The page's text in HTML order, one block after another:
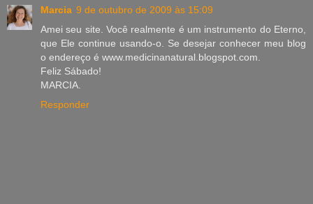
Marcia 9 de outubro de 2009 às 15:09
Amei seu site. Você realmente é um instrumento do Eterno,
que Ele continue usando-o. Se desejar conhecer meu blog
o endereço é www.medicinanatural.blogspot.com.
Feliz Sábado!
MARCIA.
Responder